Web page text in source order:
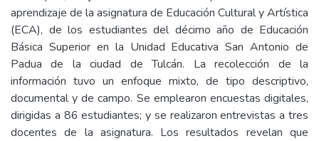
aprendizaje de la asignatura de Educación Cultural y Artística
(ECA), de los estudiantes del décimo año de Educación
Básica Superior en la Unidad Educativa San Antonio de
Padua de la ciudad de Tulcán. La recolección de la
información tuvo un enfoque mixto, de tipo descriptivo,
documental y de campo. Se emplearon encuestas digitales,
dirigidas a 86 estudiantes; y se realizaron entrevistas a tres
docentes de la asignatura. Los resultados revelan que